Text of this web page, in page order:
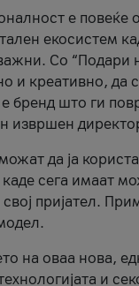
е повеќе
екосистем
Со “Подари
и креативно, да
бренд што ги
извршен
да ја
сега имаат
свој пријател.
на оваа нова,
и